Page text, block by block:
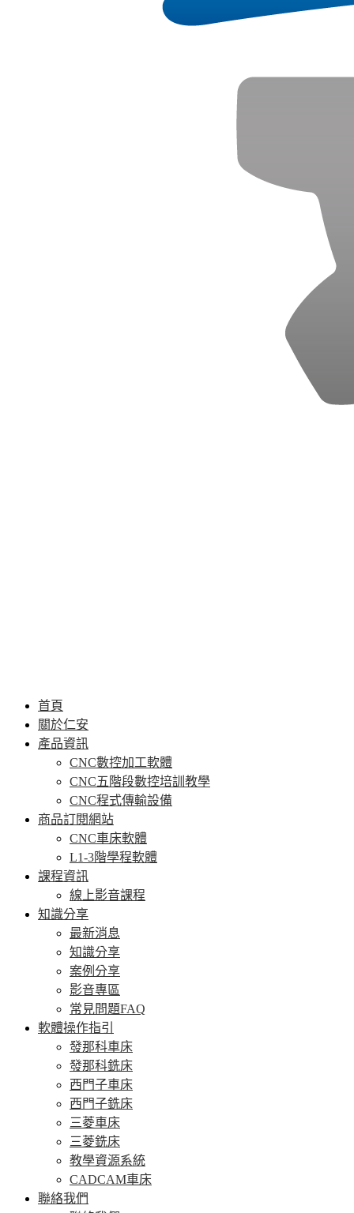
首頁
關於仁安
產品資訊
CNC數控加工軟體
CNC五階段數控培訓教學
CNC程式傳輸設備
商品訂閱網站
CNC車床軟體
L1-3階學程軟體
課程資訊
線上影音課程
知識分享
最新消息
知識分享
案例分享
影音專區
常見問題FAQ
軟體操作指引
發那科車床
發那科銑床
西門子車床
西門子銑床
三菱車床
三菱銑床
教學資源系統
CADCAM車床
聯絡我們